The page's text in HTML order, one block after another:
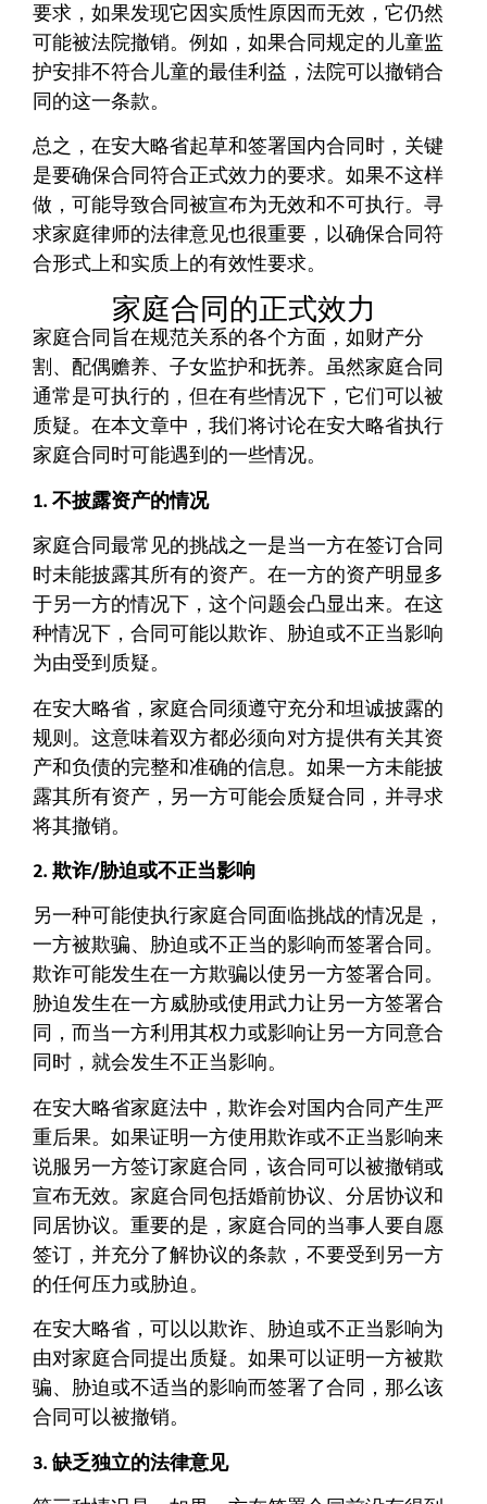
家庭合同的正式效力
要求，如果发现它因实质性原因而无效，它仍然
可能被法院撤销。例如，如果合同规定的儿童监
护安排不符合儿童的最佳利益，法院可以撤销合
同的这一条款。
总之，在安大略省起草和签署国内合同时，关键
是要确保合同符合正式效力的要求。如果不这样
做，可能导致合同被宣布为无效和不可执行。寻
求家庭律师的法律意见也很重要，以确保合同符
合形式上和实质上的有效性要求。
家庭合同旨在规范关系的各个方面，如财产分
割、配偶赡养、子女监护和抚养。虽然家庭合同
通常是可执行的，但在有些情况下，它们可以被
质疑。在本文章中，我们将讨论在安大略省执行
家庭合同时可能遇到的一些情况。
1. 不披露资产的情况
家庭合同最常见的挑战之一是当一方在签订合同
时未能披露其所有的资产。在一方的资产明显多
于另一方的情况下，这个问题会凸显出来。在这
种情况下，合同可能以欺诈、胁迫或不正当影响
为由受到质疑。
在安大略省，家庭合同须遵守充分和坦诚披露的
规则。这意味着双方都必须向对方提供有关其资
产和负债的完整和准确的信息。如果一方未能披
露其所有资产，另一方可能会质疑合同，并寻求
将其撤销。
2. 欺诈/胁迫或不正当影响
另一种可能使执行家庭合同面临挑战的情况是，
一方被欺骗、胁迫或不正当的影响而签署合同。
欺诈可能发生在一方欺骗以使另一方签署合同。
胁迫发生在一方威胁或使用武力让另一方签署合
同，而当一方利用其权力或影响让另一方同意合
同时，就会发生不正当影响。
在安大略省家庭法中，欺诈会对国内合同产生严
重后果。如果证明一方使用欺诈或不正当影响来
说服另一方签订家庭合同，该合同可以被撤销或
宣布无效。家庭合同包括婚前协议、分居协议和
同居协议。重要的是，家庭合同的当事人要自愿
签订，并充分了解协议的条款，不要受到另一方
的任何压力或胁迫。
在安大略省，可以以欺诈、胁迫或不正当影响为
由对家庭合同提出质疑。如果可以证明一方被欺
骗、胁迫或不适当的影响而签署了合同，那么该
合同可以被撤销。
3. 缺乏独立的法律意见